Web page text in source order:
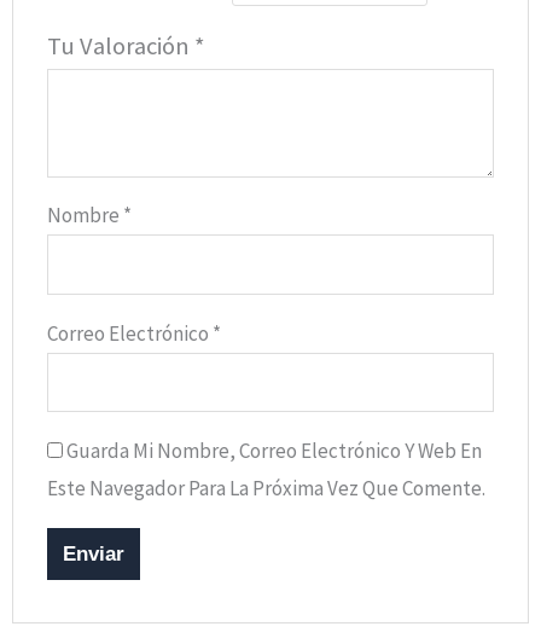
Tu Valoración *
Nombre *
Correo Electrónico *
Guarda Mi Nombre, Correo Electrónico Y Web En
Este Navegador Para La Próxima Vez Que Comente.